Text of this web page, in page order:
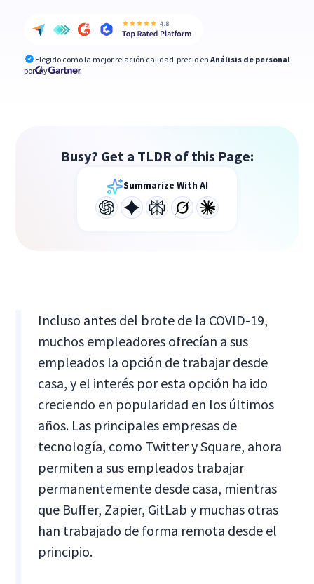
Elegido como la mejor relación calidad-precio en Análisis de personal
por
y
Busy? Get a TLDR of this Page:
Summarize With AI
Incluso antes del brote de la COVID-19,
muchos empleadores ofrecían a sus
empleados la opción de trabajar desde
casa, y el interés por esta opción ha ido
creciendo en popularidad en los últimos
años. Las principales empresas de
tecnología, como Twitter y Square, ahora
permiten a sus empleados trabajar
permanentemente desde casa, mientras
que Buffer, Zapier, GitLab y muchas otras
han trabajado de forma remota desde el
principio.